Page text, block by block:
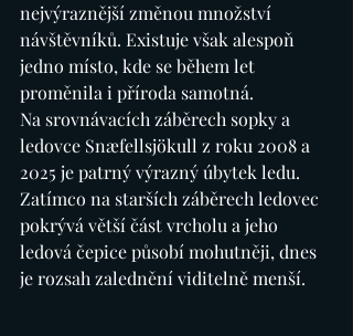
nejvýraznější změnou množství
návštěvníků. Existuje však alespoň
jedno místo, kde se během let
proměnila i příroda samotná.
Na srovnávacích záběrech sopky a
ledovce Snæfellsjökull z roku 2008 a
2025 je patrný výrazný úbytek ledu.
Zatímco na starších záběrech ledovec
pokrývá větší část vrcholu a jeho
ledová čepice působí mohutněji, dnes
je rozsah zalednění viditelně menší.